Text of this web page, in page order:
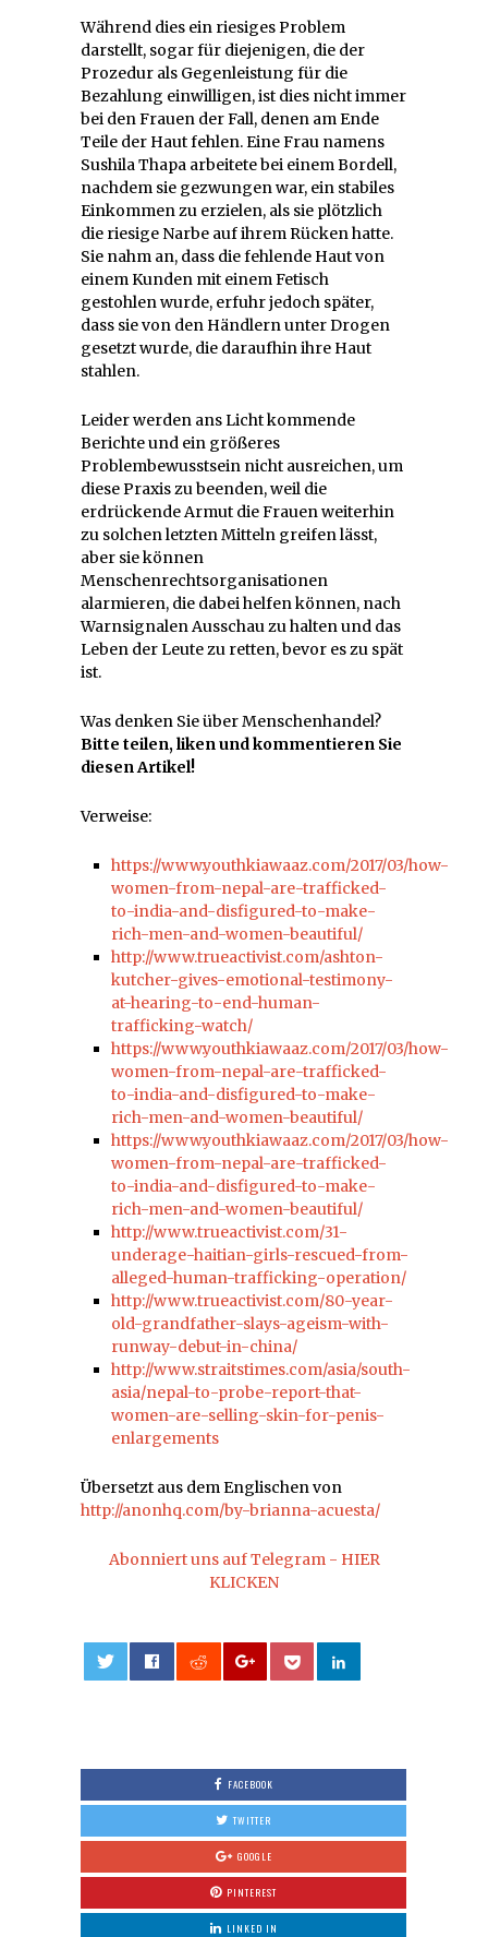
Während dies ein riesiges Problem
darstellt, sogar für diejenigen, die der
Prozedur als Gegenleistung für die
Bezahlung einwilligen, ist dies nicht immer
bei den Frauen der Fall, denen am Ende
Teile der Haut fehlen. Eine Frau namens
Sushila Thapa arbeitete bei einem Bordell,
nachdem sie gezwungen war, ein stabiles
Einkommen zu erzielen, als sie plötzlich
die riesige Narbe auf ihrem Rücken hatte.
Sie nahm an, dass die fehlende Haut von
einem Kunden mit einem Fetisch
gestohlen wurde, erfuhr jedoch später,
dass sie von den Händlern unter Drogen
gesetzt wurde, die daraufhin ihre Haut
stahlen.
Leider werden ans Licht kommende
Berichte und ein größeres
Problembewusstsein nicht ausreichen, um
diese Praxis zu beenden, weil die
erdrückende Armut die Frauen weiterhin
zu solchen letzten Mitteln greifen lässt,
aber sie können
Menschenrechtsorganisationen
alarmieren, die dabei helfen können, nach
Warnsignalen Ausschau zu halten und das
Leben der Leute zu retten, bevor es zu spät
ist.
Was denken Sie über Menschenhandel?
Bitte teilen, liken und kommentieren Sie
diesen Artikel!
Verweise:
https://www.youthkiawaaz.com/2017/03/how-
women-from-nepal-are-trafficked-
to-india-and-disfigured-to-make-
rich-men-and-women-beautiful/
http://www.trueactivist.com/ashton-
kutcher-gives-emotional-testimony-
at-hearing-to-end-human-
trafficking-watch/
https://www.youthkiawaaz.com/2017/03/how-
women-from-nepal-are-trafficked-
to-india-and-disfigured-to-make-
rich-men-and-women-beautiful/
https://www.youthkiawaaz.com/2017/03/how-
women-from-nepal-are-trafficked-
to-india-and-disfigured-to-make-
rich-men-and-women-beautiful/
http://www.trueactivist.com/31-
underage-haitian-girls-rescued-from-
alleged-human-trafficking-operation/
http://www.trueactivist.com/80-year-
old-grandfather-slays-ageism-with-
runway-debut-in-china/
http://www.straitstimes.com/asia/south-
asia/nepal-to-probe-report-that-
women-are-selling-skin-for-penis-
enlargements
Übersetzt aus dem Englischen von
http://anonhq.com/by-brianna-acuesta/
Abonniert uns auf Telegram - HIER
KLICKEN
FACEBOOK
TWITTER
GOOGLE
PINTEREST
LINKED IN